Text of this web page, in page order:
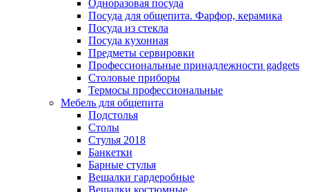
Одноразовая посуда
Посуда для общепита. Фарфор, керамика
Посуда из стекла
Посуда кухонная
Предметы сервировки
Профессиональные принадлежности gadgets
Столовые приборы
Термосы профессиональные
Мебель для общепита
Подстолья
Столы
Стулья 2018
Банкетки
Барные стулья
Вешалки гардеробные
Вешалки костюмные